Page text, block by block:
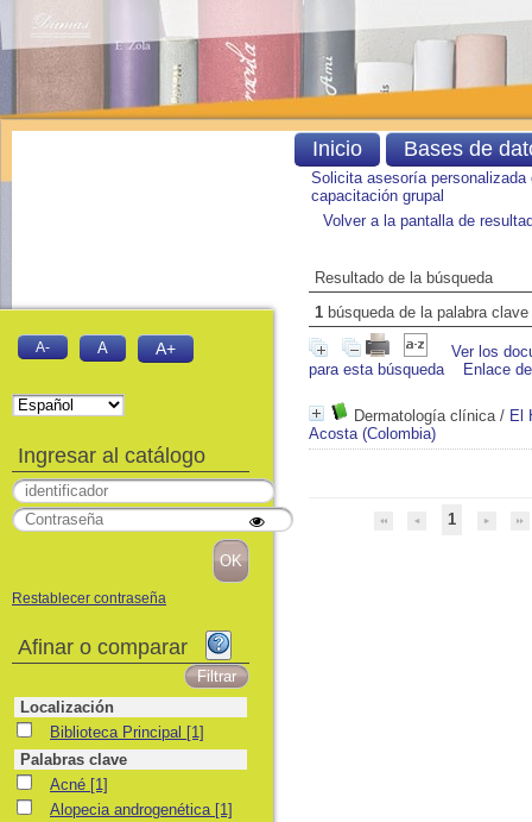
Solicita asesoría personalizada
capacitación grupal
Volver a la pantalla de
Resultado de la búsqueda
1 búsqueda de la palabra clave
Ver los
para esta búsqueda
Enlace
Dermatología clínica/ El
Acosta (Colombia)
1
Inicio Bases de
A- A A+
Ingresar al catálogo
Restablecer contraseña
Afinar o comparar
Localización
Biblioteca Principal
Biblioteca Principal [1]
Palabras clave
AcnéAcné [1]
Alopecia androgenética
Alopecia androgenética [1]